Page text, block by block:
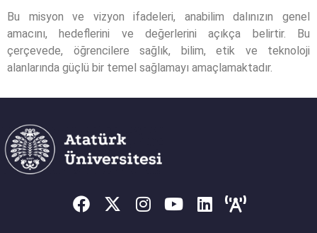
Bu misyon ve vizyon ifadeleri, anabilim dalınızın genel
amacını, hedeflerini ve değerlerini açıkça belirtir. Bu
çerçevede, öğrencilere sağlık, bilim, etik ve teknoloji
alanlarında güçlü bir temel sağlamayı amaçlamaktadır.